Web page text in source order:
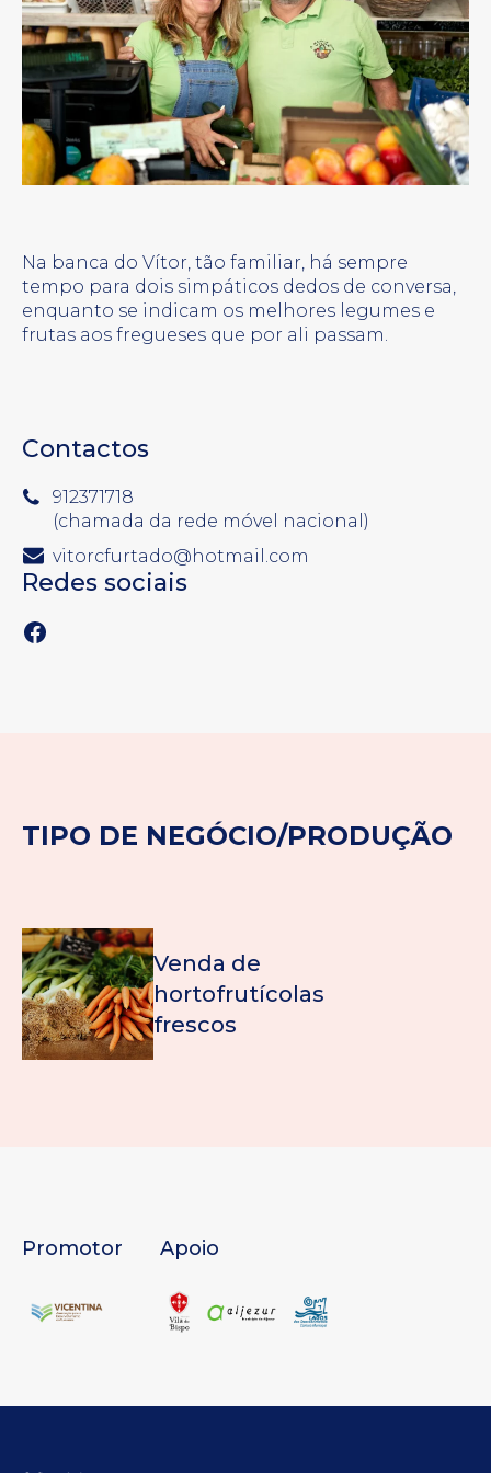
Na banca do Vítor, tão familiar, há sempre
tempo para dois simpáticos dedos de conversa,
enquanto se indicam os melhores legumes e
frutas aos fregueses que por ali passam.
Contactos
912371718
(chamada da rede móvel nacional)
vitorcfurtado@hotmail.com
Redes sociais
Facebook
TIPO DE NEGÓCIO/PRODUÇÃO
Venda de
hortofrutícolas
frescos
Promotor Apoio